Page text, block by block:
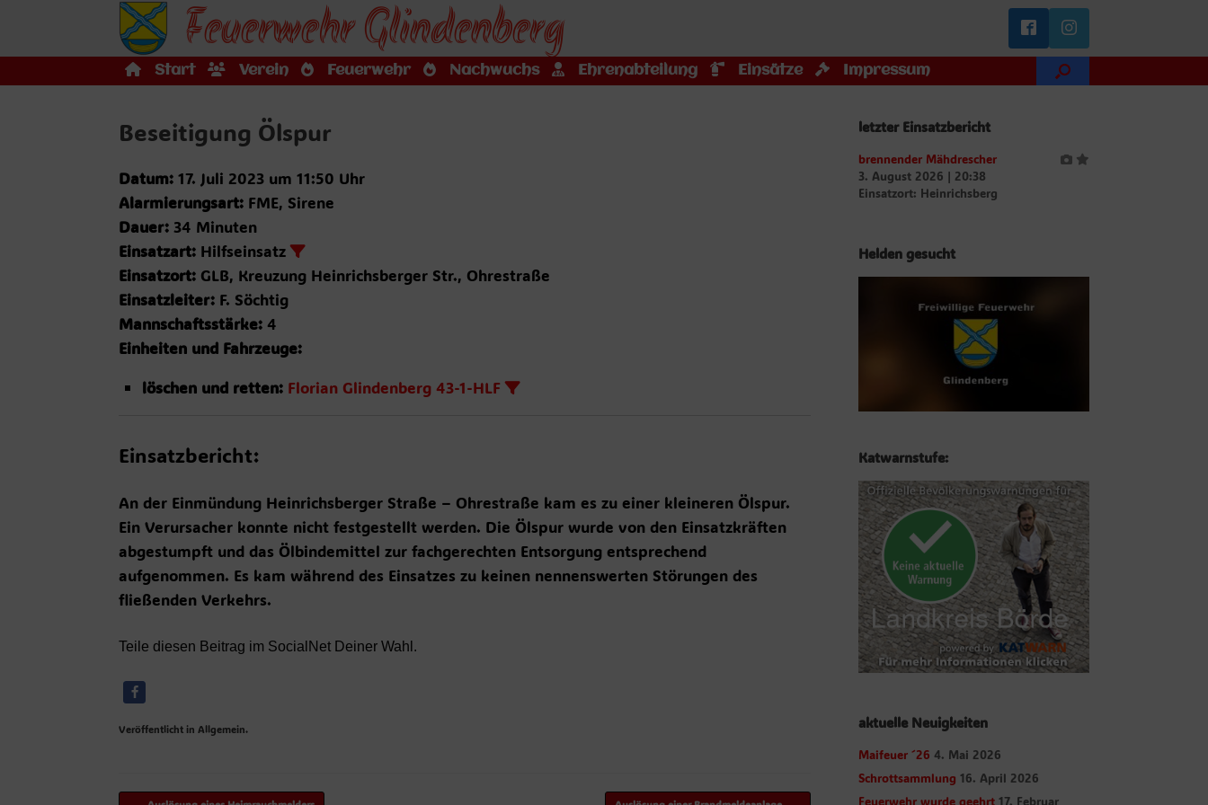
Feuerwehr Glindenberg
Start Verein Feuerwehr Nachwuchs Ehrenabteilung Einsätze Impressum
Beseitigung Ölspur
Datum: 17. Juli 2023 um 11:50 Uhr
Alarmierungsart: FME, Sirene
Dauer: 34 Minuten
Einsatzart: Hilfseinsatz
Einsatzort: GLB, Kreuzung Heinrichsberger Str., Ohrestraße
Einsatzleiter: F. Söchtig
Mannschaftsstärke: 4
Einheiten und Fahrzeuge:
löschen und retten: Florian Glindenberg 43-1-HLF
Einsatzbericht:
An der Einmündung Heinrichsberger Straße – Ohrestraße kam es zu einer kleineren Ölspur.
Ein Verursacher konnte nicht festgestellt werden. Die Ölspur wurde von den Einsatzkräften
abgestumpft und das Ölbindemittel zur fachgerechten Entsorgung entsprechend
aufgenommen. Es kam während des Einsatzes zu keinen nennenswerten Störungen des
fließenden Verkehrs.
Teile diesen Beitrag im SocialNet Deiner Wahl.
Veröffentlicht in Allgemein.
Beitragsnavigation
letzter Einsatzbericht
brennender Mähdrescher
3. August 2026 | 20:38
Einsatzort: Heinrichsberg
Helden gesucht
Katwarnstufe:
aktuelle Neuigkeiten
Maifeuer ´26 4. Mai 2026
Schrottsammlung 16. April 2026
Feuerwehr wurde geehrt 17. Februar